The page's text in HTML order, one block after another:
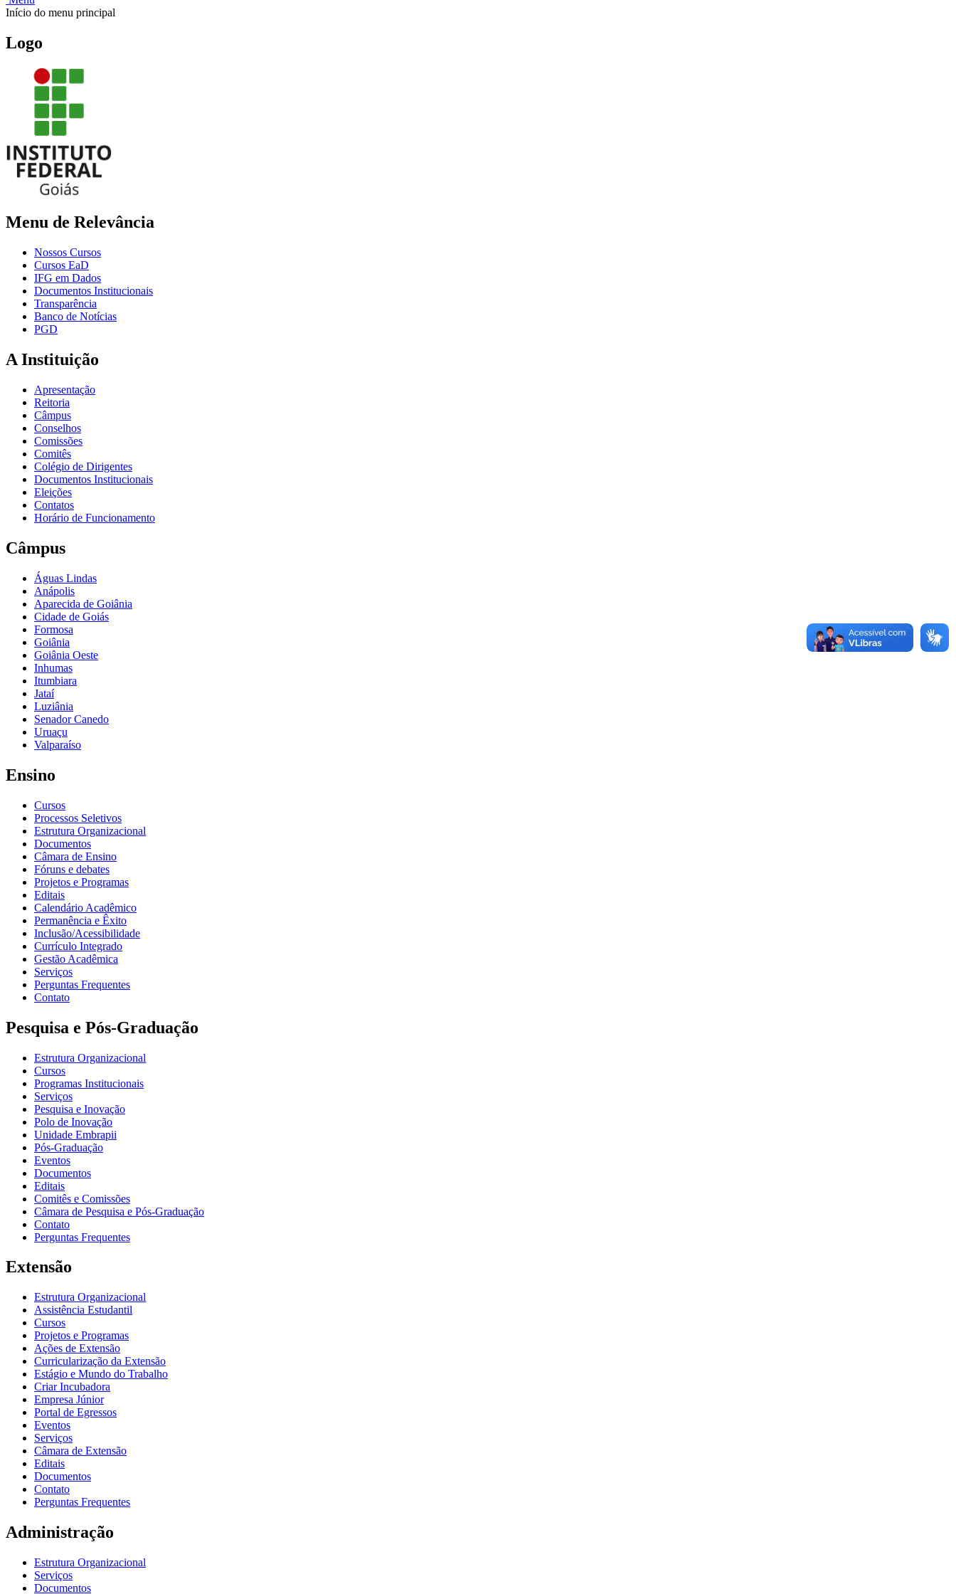
Início do menu principal
Logo
Menu de Relevância
Nossos Cursos
Cursos EaD
IFG em Dados
Documentos Institucionais
Transparência
Banco de Notícias
PGD
A Instituição
Apresentação
Reitoria
Câmpus
Conselhos
Comissões
Comitês
Colégio de Dirigentes
Documentos Institucionais
Eleições
Contatos
Horário de Funcionamento
Câmpus
Águas Lindas
Anápolis
Aparecida de Goiânia
Cidade de Goiás
Formosa
Goiânia
Goiânia Oeste
Inhumas
Itumbiara
Jataí
Luziânia
Senador Canedo
Uruaçu
Valparaíso
Ensino
Cursos
Processos Seletivos
Estrutura Organizacional
Documentos
Câmara de Ensino
Fóruns e debates
Projetos e Programas
Editais
Calendário Acadêmico
Permanência e Êxito
Inclusão/Acessibilidade
Currículo Integrado
Gestão Acadêmica
Serviços
Perguntas Frequentes
Contato
Pesquisa e Pós-Graduação
Estrutura Organizacional
Cursos
Programas Institucionais
Serviços
Pesquisa e Inovação
Polo de Inovação
Unidade Embrapii
Pós-Graduação
Eventos
Documentos
Editais
Comitês e Comissões
Câmara de Pesquisa e Pós-Graduação
Contato
Perguntas Frequentes
Extensão
Estrutura Organizacional
Assistência Estudantil
Cursos
Projetos e Programas
Ações de Extensão
Curricularização da Extensão
Estágio e Mundo do Trabalho
Criar Incubadora
Empresa Júnior
Portal de Egressos
Eventos
Serviços
Câmara de Extensão
Editais
Documentos
Contato
Perguntas Frequentes
Administração
Estrutura Organizacional
Serviços
Documentos